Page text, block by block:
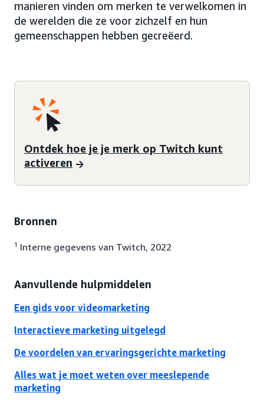
manieren vinden om merken te verwelkomen in
de werelden die ze voor zichzelf en hun
gemeenschappen hebben gecreëerd.
Ontdek hoe je je merk op Twitch kunt
activeren
Bronnen
1 Interne gegevens van Twitch, 2022
Aanvullende hulpmiddelen
Een gids voor videomarketing
Interactieve marketing uitgelegd
De voordelen van ervaringsgerichte marketing
Alles wat je moet weten over meeslepende
marketing